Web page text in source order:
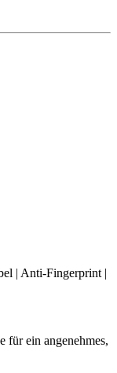
| Anti-Fingerprint |
für ein angenehmes,